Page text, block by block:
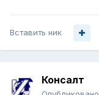
Вставить ник
Консалт